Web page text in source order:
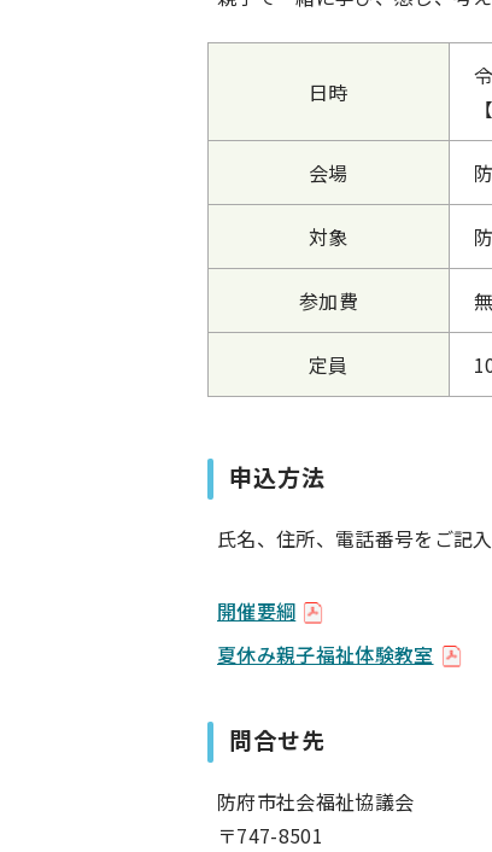
日時
会場
対象
参加費
定員
申込方法
氏名、住所、電話番号をご記
開催要綱
夏休み親子福祉体験教室
問合せ先
防府市社会福祉協議会
〒747-8501